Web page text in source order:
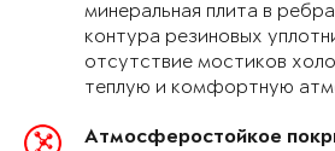
минеральная плита в
контура резиновых
отсутствие мостиков
теплую и комфортную
Атмосферостойкое